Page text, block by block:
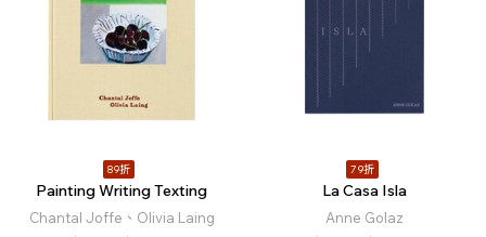
89折
Painting Writing Texting
Chantal Joffe、Olivia Laing
79折
La Casa Isla
Anne Golaz